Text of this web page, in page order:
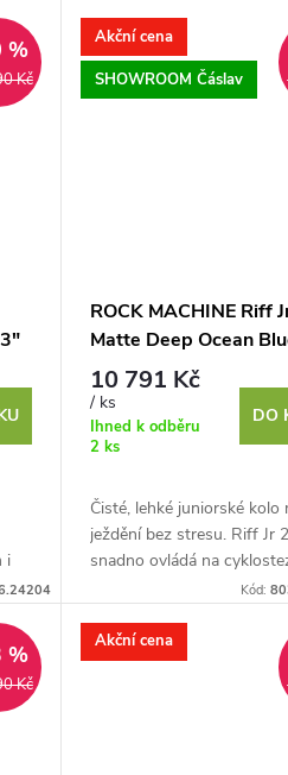
Kč
%
i
Akční cena
SHOWROOM Čáslav
ROCK MACHINE Riff
Matte Deep Ocean
13"
10 791 Kč
/ ks
Ihned k odběru
2 ks
DO
Čisté, lehké juniorské kolo
ježdění bez stresu. Riff Jr
snadno ovládá na
na šotolině díky
Kód:
Kč
% Akční cena